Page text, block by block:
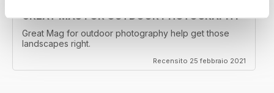
GREAT MAG FOR OUTDOOR PHOTOGRAPHY
Great Mag for outdoor photography help get those
landscapes right.
Recensito 25 febbraio 2021